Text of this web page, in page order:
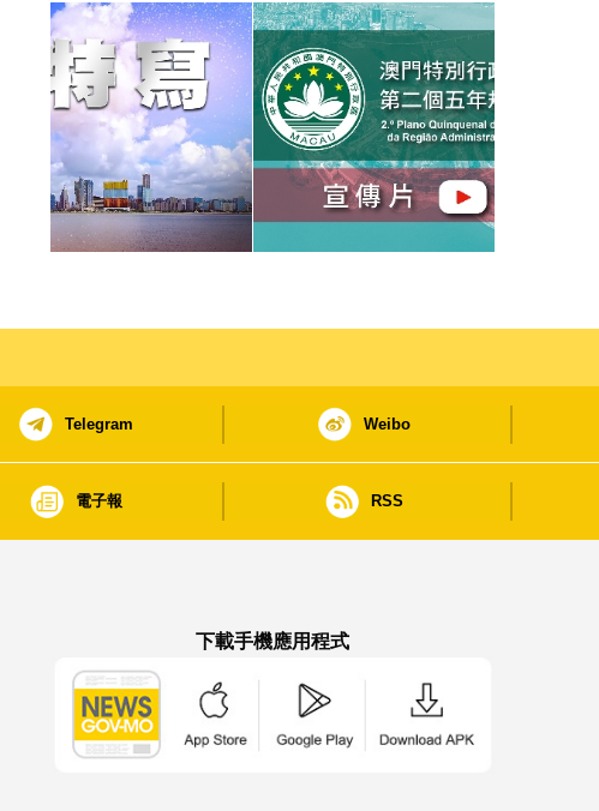
Telegram Weibo
電子報 RSS
下載手機應用程式